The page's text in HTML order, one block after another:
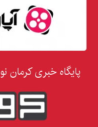
پایگاه خبری کرمان نو